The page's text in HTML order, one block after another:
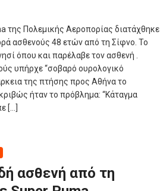
της Πολεμικής Αεροπορίας διατάχθηκε
ασθενούς 48 ετών από τη Σίφνο. Το
όπου και παρέλαβε τον ασθενή .
υπήρχε “σοβαρό ουρολογικό
της πτήσης προς Αθήνα το
ήταν το πρόβλημα: “Κάταγμα
[…]
ασθενή από τη